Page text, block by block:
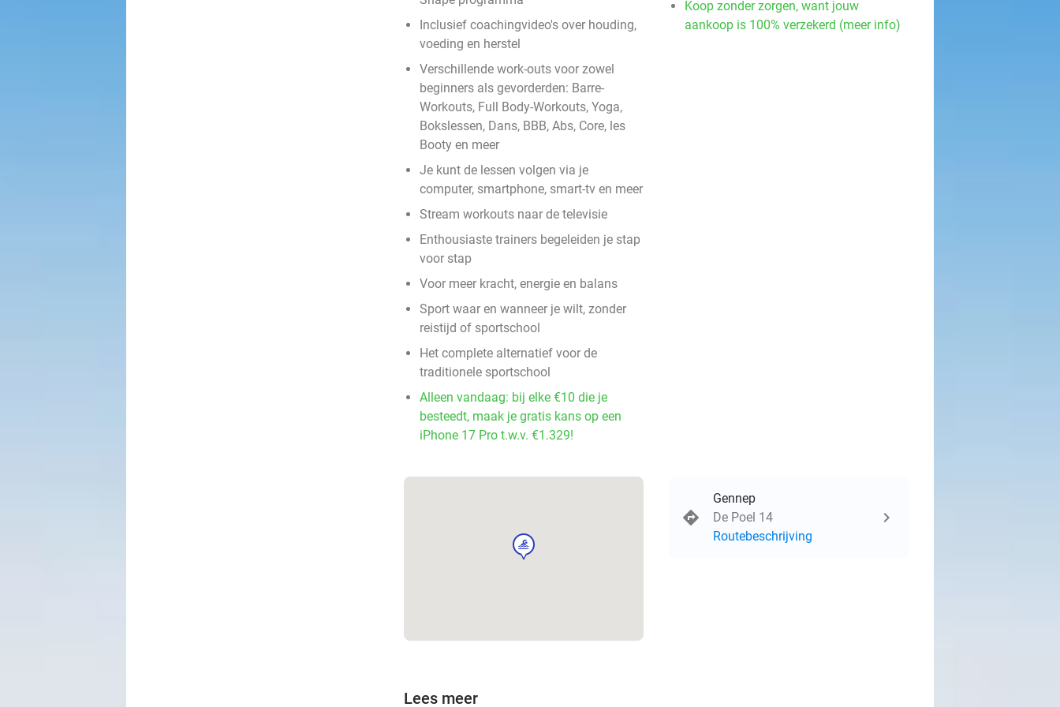
Inclusief coachingvideo's over houding,
voeding en herstel
Verschillende work-outs voor zowel
beginners als gevorderden: Barre-
Workouts, Full Body-Workouts, Yoga,
Bokslessen, Dans, BBB, Abs, Core, les
Booty en meer
Je kunt de lessen volgen via je
computer, smartphone, smart-tv en meer
Stream workouts naar de televisie
Enthousiaste trainers begeleiden je stap
voor stap
Voor meer kracht, energie en balans
Sport waar en wanneer je wilt, zonder
reistijd of sportschool
Het complete alternatief voor de
traditionele sportschool
Alleen vandaag: bij elke €10 die je
besteedt, maak je gratis kans op een
iPhone 17 Pro t.w.v. €1.329!
Koop zonder zorgen, want jouw
aankoop is 100% verzekerd (meer info)
sport
Gennep
De Poel 14
Routebeschrijving
Lees meer